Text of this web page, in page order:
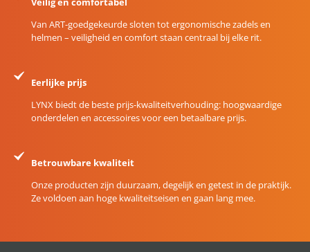
Van ART-goedgekeurde sloten tot ergonomische zadels en
helmen – veiligheid en comfort staan centraal bij elke rit.
Eerlijke prijs
LYNX biedt de beste prijs-kwaliteitverhouding: hoogwaardige
onderdelen en accessoires voor een betaalbare prijs.
Betrouwbare kwaliteit
Onze producten zijn duurzaam, degelijk en getest in de praktijk.
Ze voldoen aan hoge kwaliteitseisen en gaan lang mee.